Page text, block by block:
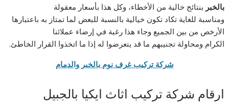
بالخبر بنتائج خالية من الأخطاء، وكل هذا بأسعار معقولة
ومناسبة للغاية تكاد تكون خيالية بالنسبة للبعض لما تمتاز به باعتبارها
الأرخص من بين الجميع وجاء هذا رغبة في إرضاء عملائنا
الكرام ومحاولة تجنيبهم ما قد يتعرضوا له إذا ما اتخذوا القرار الخاطئ.
شركة تركيب غرف نوم بالخبر والدمام
ارقام شركة تركيب اثاث ايكيا بالجبيل